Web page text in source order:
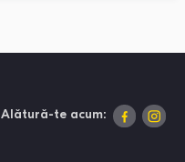
Alătură-te acum: